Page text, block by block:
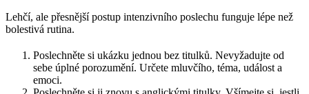
Lehčí, ale přesnější postup intenzivního poslechu funguje lépe než
bolestivá rutina.
Poslechněte si ukázku jednou bez titulků. Nevyžadujte od
sebe úplné porozumění. Určete mluvčího, téma, událost a
emoci.